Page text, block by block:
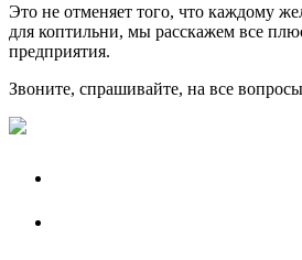
Это не отменяет того, что каждому
для коптильни, мы расскажем все
предприятия.
Звоните, спрашивайте, на все